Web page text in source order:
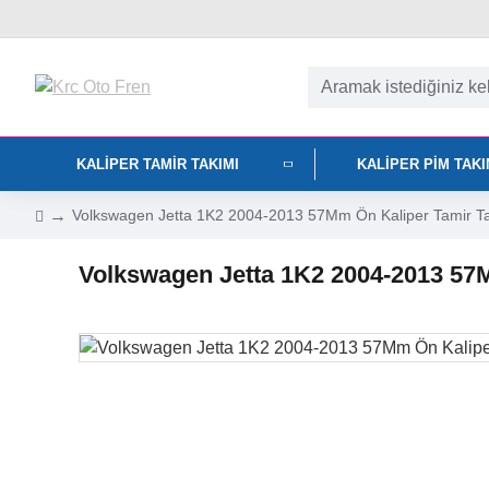
KALIPER TAMIR TAKIMI KALIPER PIM
Volkswagen Jetta 1K2 2004-2013 57Mm Ön Kaliper Tamir
Volkswagen Jetta 1K2 2004-2013